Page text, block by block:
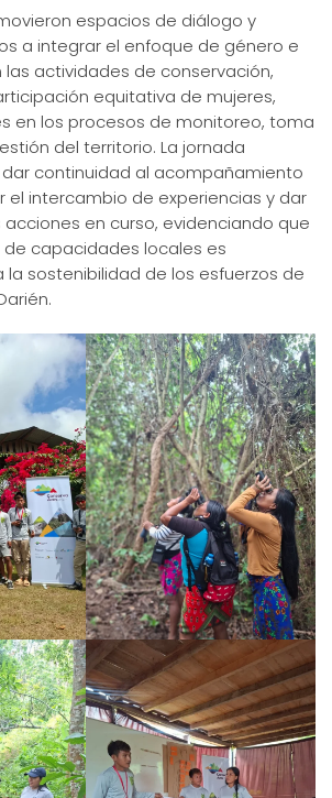
espacios de diálogo y
a integrar el enfoque de género e
las actividades de conservación,
equitativa de mujeres,
en los procesos de monitoreo, toma
del territorio. La jornada
continuidad al acompañamiento
el intercambio de experiencias y dar
en curso, evidenciando que
capacidades locales es
sostenibilidad de los esfuerzos de